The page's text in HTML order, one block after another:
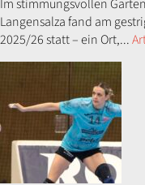
Im stimmungsvollen
Langensalza fand am
2025/26 statt – ein Ort,...